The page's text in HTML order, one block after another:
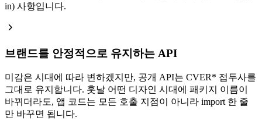
in) 사항입니다.
브랜드를 안정적으로 유지하는 API
미감은 시대에 따라 변하겠지만, 공개 API는 CVER* 접두사를
그대로 유지합니다. 훗날 어떤 디자인 시대에 패키지 이름이
바뀌더라도, 앱 코드는 모든 호출 지점이 아니라 import 한 줄
만 바꾸면 됩니다.